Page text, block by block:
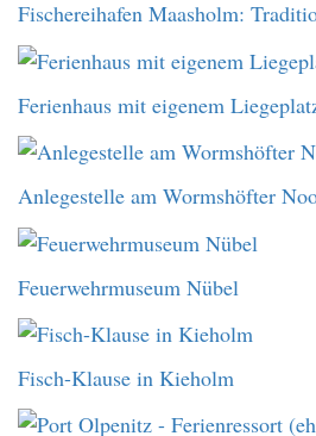
Fischereihafen Maasholm:
Ferienhaus mit eigenem
Anlegestelle am Wormshöfter
Feuerwehrmuseum Nübel
Fisch-Klause in Kieholm